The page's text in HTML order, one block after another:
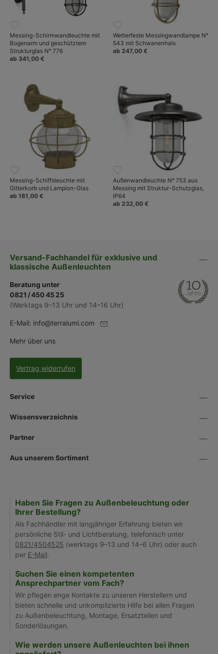
Messing-Schirmwandleuchte mit
Bogenarm und geschütztem
Strukturglas N° 776
ab 341,00 €
Wetterfeste Messingwandlampe N°
543 mit Schwanenhals
ab 247,00 €
Messing-Schiffsleuchte mit
Gitterkorb und Lampion-Glas
ab 181,00 €
Außenwandleuchte N° 753 aus
Messing mit Struktur-Schutzglas,
IP64
ab 232,00 €
Versand-Fachhandel für exklusive und
klassische Außenleuchten
Beratung unter
0821 / 450 45 25
(Werktags 9–13 Uhr und 14–16 Uhr)
E-Mail: info@terralumi.com
Mehr über uns
Vertrag widerrufen
Service
Wissensverzeichnis
Partner
Aus unserem Sortiment
Haben Sie Fragen zu Außenbeleuchtung oder
Ihrer Bestellung?
Als Fachhändler mit langjähriger Erfahrung bieten wir
persönliche Stil- und Lichtberatung, telefonisch unter
0821/4504525 (werktags 9–13 und 14–6 Uhr) oder auch
per E-Mail.
Suchen Sie einen kompetenten
Ansprechpartner vom Fach?
Wir pflegen enge Kontakte zu unseren Herstellern und
bieten schnelle und unkomplizierte Hilfe bei allen Fragen
zu Außenbeleuchtung, Montage, Ersatzteilen und
Sonderlösungen.
Wie werden unsere Außenleuchten bei ihnen